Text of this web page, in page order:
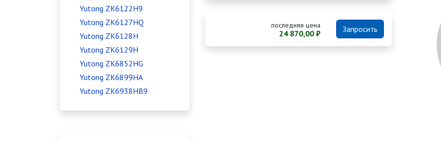
Yutong ZK6122H9
Yutong ZK6127HQ
Yutong ZK6128H
Yutong ZK6129H
Yutong ZK6852HG
Yutong ZK6899HA
Yutong ZK6938HB9
последняя цена
24 870,00 ₽ Запросить